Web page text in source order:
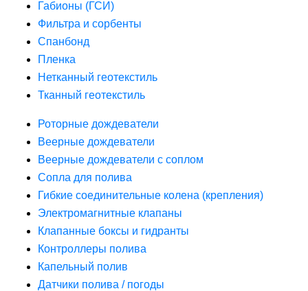
Габионы (ГСИ)
Фильтра и сорбенты
Спанбонд
Пленка
Нетканный геотекстиль
Тканный геотекстиль
Роторные дождеватели
Веерные дождеватели
Веерные дождеватели с соплом
Сопла для полива
Гибкие соединительные колена (крепления)
Электромагнитные клапаны
Клапанные боксы и гидранты
Контроллеры полива
Капельный полив
Датчики полива / погоды